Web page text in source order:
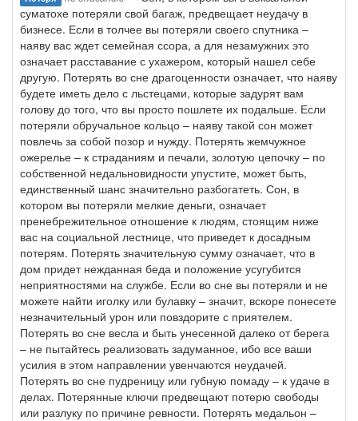
суматохе потеряли свой багаж, предвещает неудачу в
бизнесе. Если в толчее вы потеряли своего спутника –
наяву вас ждет семейная ссора, а для незамужних это
означает расставание с ухажером, который нашел себе
другую. Потерять во сне драгоценности означает, что наяву
будете иметь дело с льстецами, которые задурят вам
голову до того, что вы просто пошлете их подальше. Если
потеряли обручальное кольцо – наяву такой сон может
повлечь за собой позор и нужду. Потерять жемчужное
ожерелье – к страданиям и печали, золотую цепочку – по
собственной недальновидности упустите, может быть,
единственный шанс значительно разбогатеть. Сон, в
котором вы потеряли мелкие деньги, означает
пренебрежительное отношение к людям, стоящим ниже
вас на социальной лестнице, что приведет к досадным
потерям. Потерять значительную сумму означает, что в
дом придет нежданная беда и положение усугубится
неприятностями на службе. Если во сне вы потеряли и не
можете найти иголку или булавку – значит, вскоре понесете
незначительный урон или повздорите с приятелем.
Потерять во сне весла и быть унесенной далеко от берега
– не пытайтесь реализовать задуманное, ибо все ваши
усилия в этом направлении увенчаются неудачей.
Потерять во сне пудреницу или губную помаду – к удаче в
делах. Потерянные ключи предвещают потерю свободы
или разлуку по причине ревности. Потерять медальон –